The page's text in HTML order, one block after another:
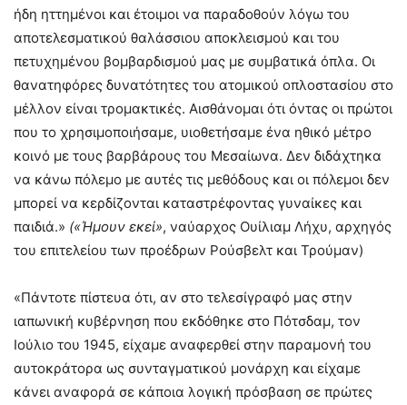
ήδη ηττημένοι και έτοιμοι να παραδοθούν λόγω του
αποτελεσματικού θαλάσσιου αποκλεισμού και του
πετυχημένου βομβαρδισμού μας με συμβατικά όπλα. Οι
θανατηφόρες δυνατότητες του ατομικού οπλοστασίου στο
μέλλον είναι τρομακτικές. Αισθάνομαι ότι όντας οι πρώτοι
που το χρησιμοποιήσαμε, υιοθετήσαμε ένα ηθικό μέτρο
κοινό με τους βαρβάρους του Μεσαίωνα. Δεν διδάχτηκα
να κάνω πόλεμο με αυτές τις μεθόδους και οι πόλεμοι δεν
μπορεί να κερδίζονται καταστρέφοντας γυναίκες και
παιδιά.» («Ήμουν εκεί», ναύαρχος Ουίλιαμ Λήχυ, αρχηγός
του επιτελείου των προέδρων Ρούσβελτ και Τρούμαν)
«Πάντοτε πίστευα ότι, αν στο τελεσίγραφό μας στην
ιαπωνική κυβέρνηση που εκδόθηκε στο Πότσδαμ, τον
Ιούλιο του 1945, είχαμε αναφερθεί στην παραμονή του
αυτοκράτορα ως συνταγματικού μονάρχη και είχαμε
κάνει αναφορά σε κάποια λογική πρόσβαση σε πρώτες